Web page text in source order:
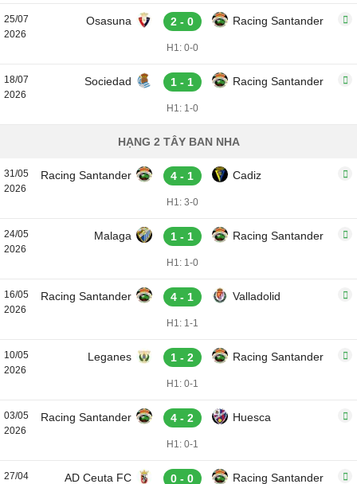
25/07
2026
Osasuna 2 - 0 Racing Santander
H1: 0-0
18/07
2026
Sociedad 1 - 1 Racing Santander
H1: 1-0
HẠNG 2 TÂY BAN NHA
31/05
2026
Racing Santander 4 - 1 Cadiz
H1: 3-0
24/05
2026
Malaga 1 - 1 Racing Santander
H1: 1-0
16/05
2026
Racing Santander 4 - 1 Valladolid
H1: 1-1
10/05
2026
Leganes 1 - 2 Racing Santander
H1: 0-1
03/05
2026
Racing Santander 4 - 2 Huesca
H1: 0-1
27/04 AD Ceuta FC 0 - 0 Racing Santander